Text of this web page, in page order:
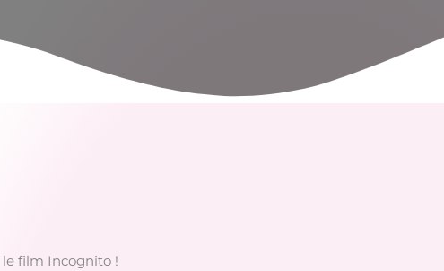
le film Incognito !